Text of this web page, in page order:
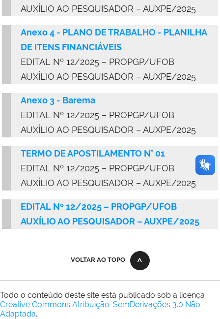
AUXÍLIO AO PESQUISADOR – AUXPE/2025
Anexo 4 - PLANO DE TRABALHO - PLANILHA
DE ITENS FINANCIÁVEIS
EDITAL Nº 12/2025 – PROPGP/UFOB
AUXÍLIO AO PESQUISADOR – AUXPE/2025
Anexo 3 - Barema
EDITAL Nº 12/2025 – PROPGP/UFOB
AUXÍLIO AO PESQUISADOR – AUXPE/2025
TERMO DE APOSTILAMENTO N° 01
EDITAL Nº 12/2025 – PROPGP/UFOB
AUXÍLIO AO PESQUISADOR – AUXPE/2025
EDITAL Nº 12/2025 – PROPGP/UFOB
AUXÍLIO AO PESQUISADOR – AUXPE/2025
VOLTAR AO TOPO
Todo o conteúdo deste site está publicado sob a licença
Creative Commons Atribuição-SemDerivações 3.0 Não
Adaptada.